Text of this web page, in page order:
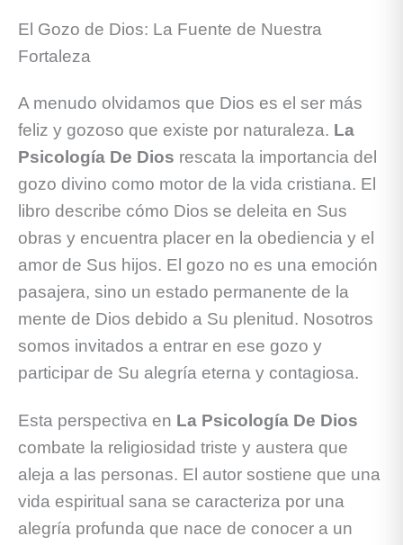
El Gozo de Dios: La Fuente de Nuestra
Fortaleza
A menudo olvidamos que Dios es el ser más
feliz y gozoso que existe por naturaleza. La
Psicología De Dios rescata la importancia del
gozo divino como motor de la vida cristiana. El
libro describe cómo Dios se deleita en Sus
obras y encuentra placer en la obediencia y el
amor de Sus hijos. El gozo no es una emoción
pasajera, sino un estado permanente de la
mente de Dios debido a Su plenitud. Nosotros
somos invitados a entrar en ese gozo y
participar de Su alegría eterna y contagiosa.
Esta perspectiva en La Psicología De Dios
combate la religiosidad triste y austera que
aleja a las personas. El autor sostiene que una
vida espiritual sana se caracteriza por una
alegría profunda que nace de conocer a un